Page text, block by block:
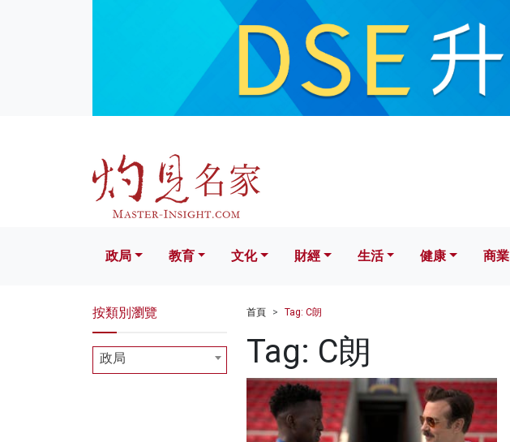
文化 財經 生活 健康
政局 教育 文化 財經 生活 健康 商業
首頁 Tag: C朗
Tag: C朗
按類別瀏覽
政局